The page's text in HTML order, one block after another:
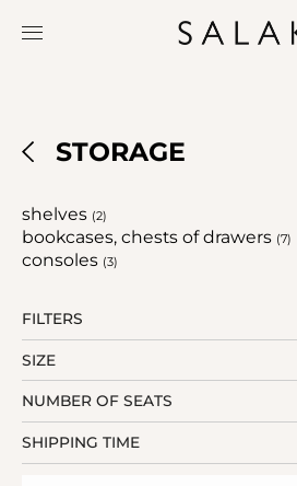
STORAGE
shelves (2)
bookcases, chests of drawers (7)
consoles (3)
FILTERS
SIZE
NUMBER OF SEATS
SHIPPING TIME